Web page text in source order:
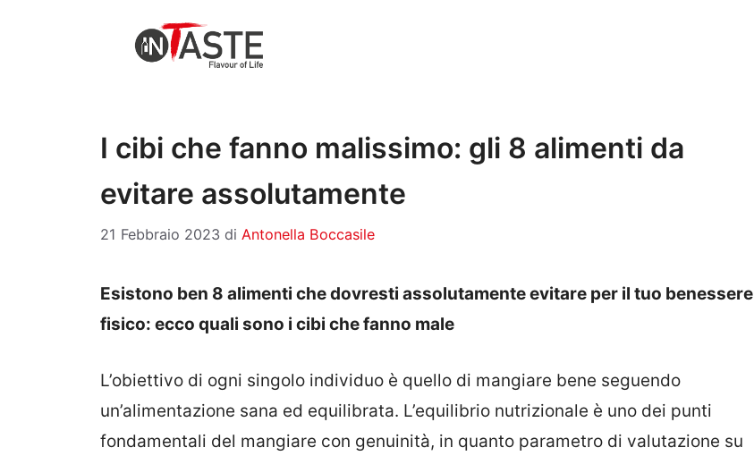
I cibi che fanno malissimo: gli 8 alimenti da
evitare assolutamente
21 Febbraio 2023 di Antonella Boccasile
Esistono ben 8 alimenti che dovresti assolutamente evitare per il tuo benessere
fisico: ecco quali sono i cibi che fanno male
L’obiettivo di ogni singolo individuo è quello di mangiare bene seguendo
un’alimentazione sana ed equilibrata. L’equilibrio nutrizionale è uno dei punti
fondamentali del mangiare con genuinità, in quanto parametro di valutazione su